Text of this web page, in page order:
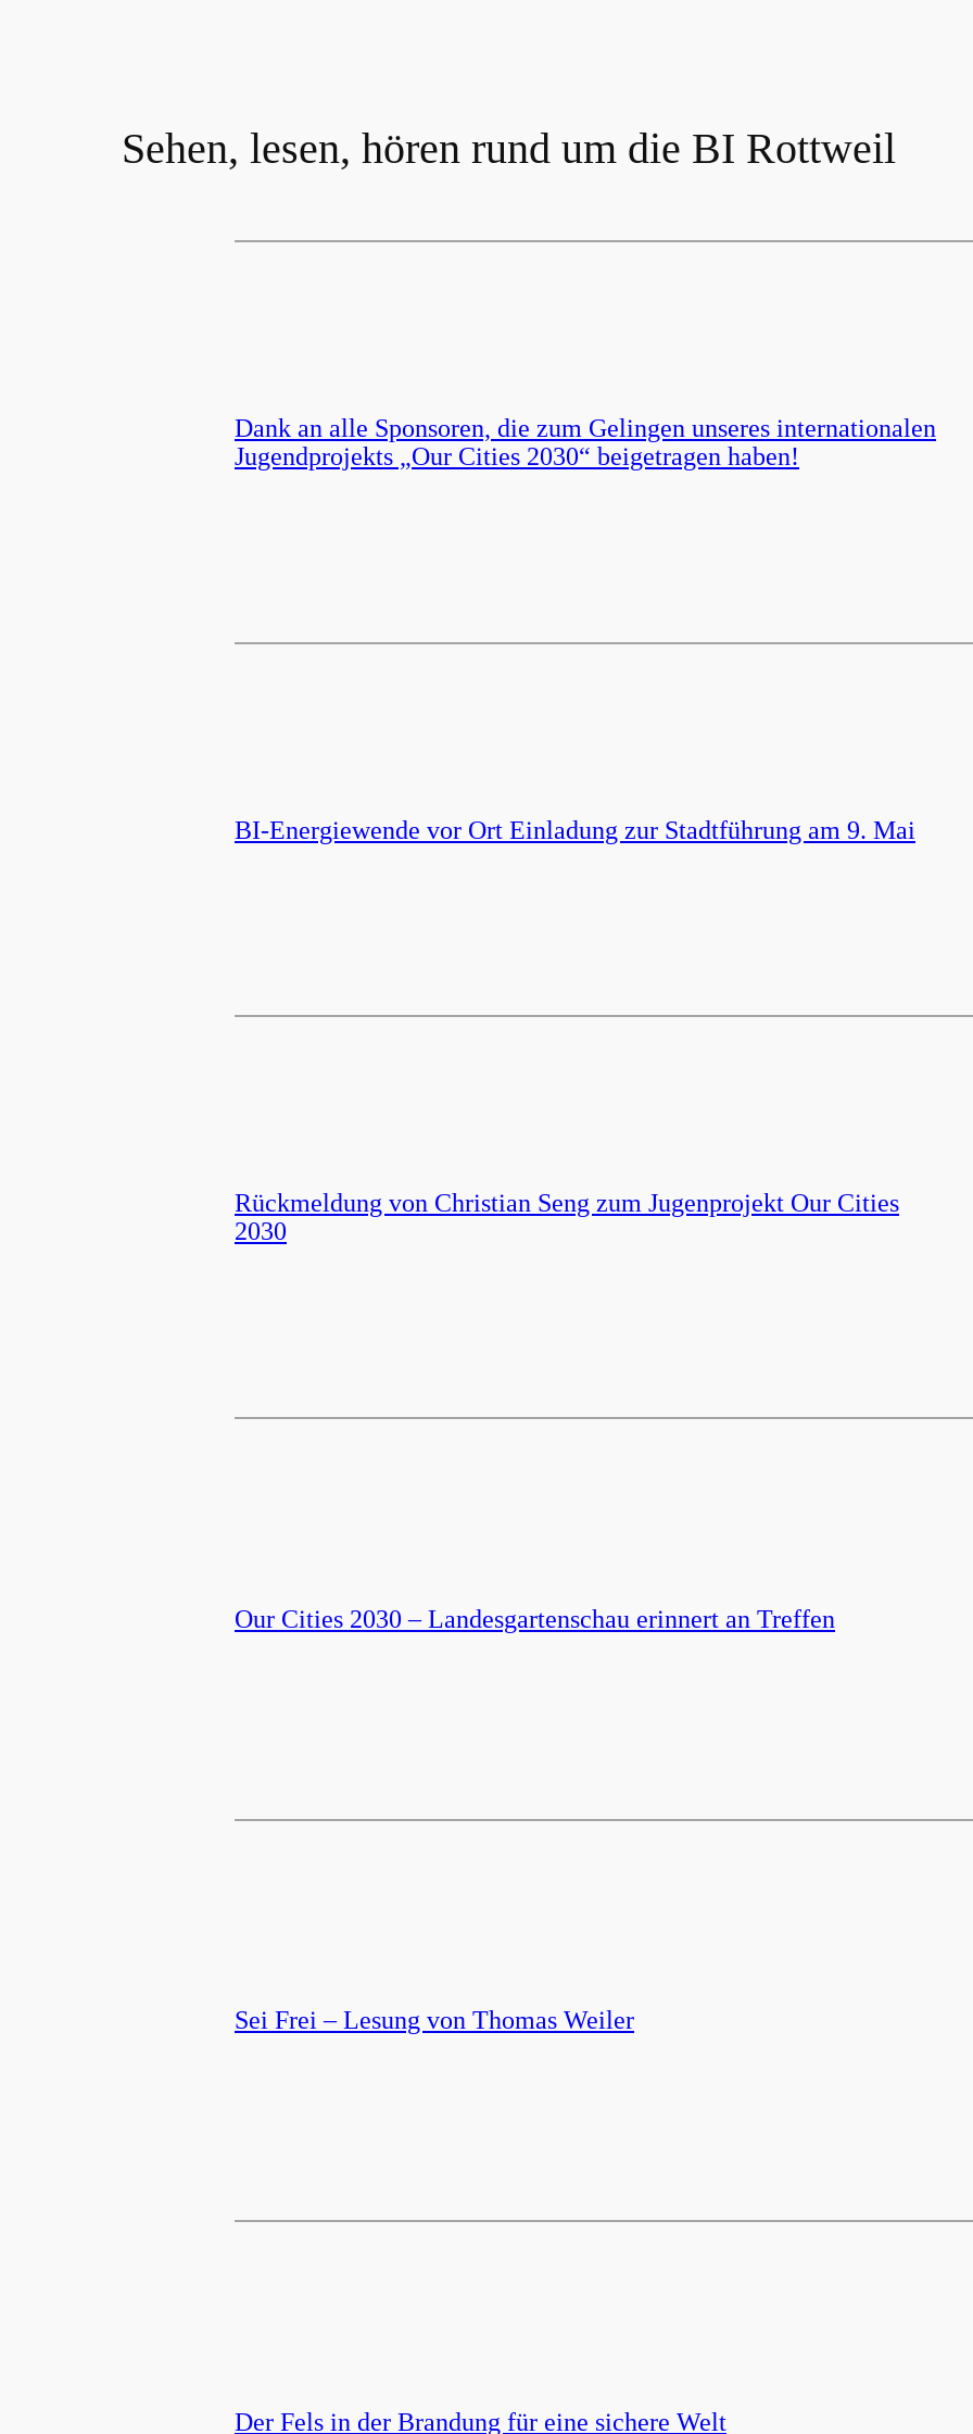
Sehen, lesen, hören rund um die BI Rottweil
Dank an alle Sponsoren, die zum Gelingen unseres internationalen
Jugendprojekts „Our Cities 2030“ beigetragen haben!
BI-Energiewende vor Ort Einladung zur Stadtführung am 9. Mai
Rückmeldung von Christian Seng zum Jugenprojekt Our Cities
2030
Our Cities 2030 – Landesgartenschau erinnert an Treffen
Sei Frei – Lesung von Thomas Weiler
Der Fels in der Brandung für eine sichere Welt